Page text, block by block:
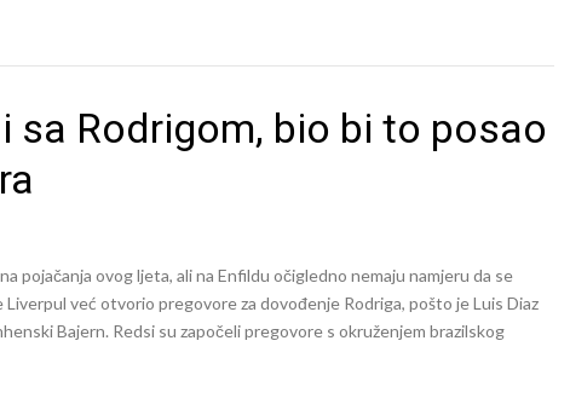
sa Rodrigom, bio bi to posao
pojačanja ovog ljeta, ali na Enfildu očigledno nemaju namjeru da se
već otvorio pregovore za dovođenje Rodriga, pošto je Luis Diaz
Bajern. Redsi su započeli pregovore s okruženjem brazilskog